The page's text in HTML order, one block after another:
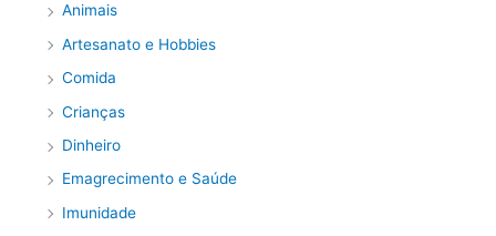
Animais
Artesanato e Hobbies
Comida
Crianças
Dinheiro
Emagrecimento e Saúde
Imunidade